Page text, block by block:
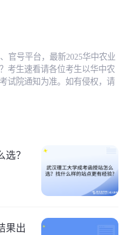
官号平台，最新2025华中农业
考生速看请各位考生以华中农
试院通知为准。如有侵权，请
？
果出